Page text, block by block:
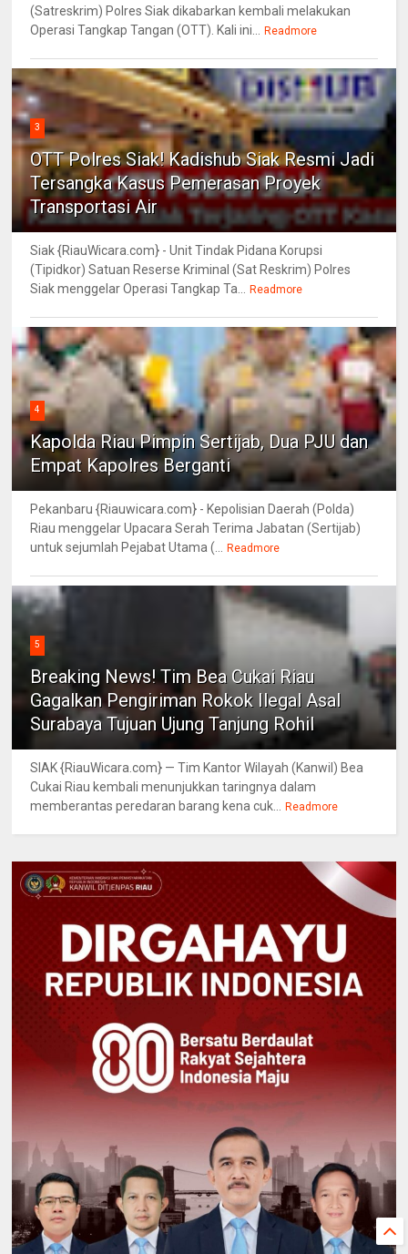
(Satreskrim) Polres Siak dikabarkan kembali melakukan
Operasi Tangkap Tangan (OTT). Kali ini...
Readmore
3
OTT Polres Siak! Kadishub Siak Resmi Jadi
Tersangka Kasus Pemerasan Proyek
Transportasi Air
Siak {RiauWicara.com} - Unit Tindak Pidana Korupsi
(Tipidkor) Satuan Reserse Kriminal (Sat Reskrim) Polres
Siak menggelar Operasi Tangkap Ta...
Readmore
4
Kapolda Riau Pimpin Sertijab, Dua PJU dan
Empat Kapolres Berganti
Pekanbaru {Riauwicara.com} - Kepolisian Daerah (Polda)
Riau menggelar Upacara Serah Terima Jabatan (Sertijab)
untuk sejumlah Pejabat Utama (...
Readmore
5
Breaking News! Tim Bea Cukai Riau
Gagalkan Pengiriman Rokok Ilegal Asal
Surabaya Tujuan Ujung Tanjung Rohil
SIAK {RiauWicara.com} — Tim Kantor Wilayah (Kanwil) Bea
Cukai Riau kembali menunjukkan taringnya dalam
memberantas peredaran barang kena cuk...
Readmore